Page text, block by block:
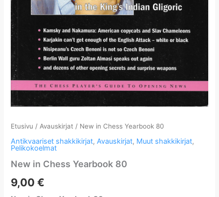
Etusivu / Avauskirjat / New in Chess Yearbook 80
Antikvaariset shakkikirjat,Avauskirjat, Muut shakkikirjat,
Pelikokoelmat
New in Chess Yearbook 80
9,00€